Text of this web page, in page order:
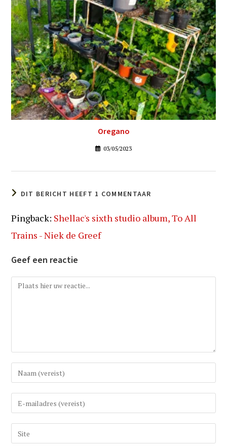
Oregano
03/05/2023
DIT BERICHT HEEFT 1 COMMENTAAR
Pingback: Shellac's sixth studio album, To All
Trains - Niek de Greef
Geef een reactie
Reactie
Vul
uw
(gebruikers)naam
om
Vul
uw
e-
mail
Vul
uw